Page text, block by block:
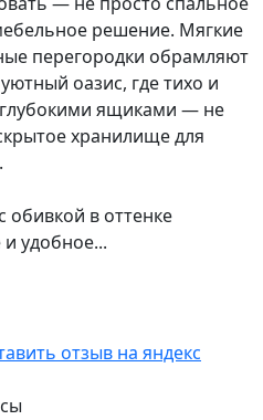
решение. Мягкие
перегородки обрамляют
оазис, где тихо и
ящиками — не
хранилище для
обивкой в оттенке
удобное...
отзыв на яндекс